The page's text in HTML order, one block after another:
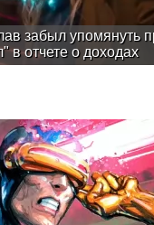
забыл упомянуть
в отчете о доходах